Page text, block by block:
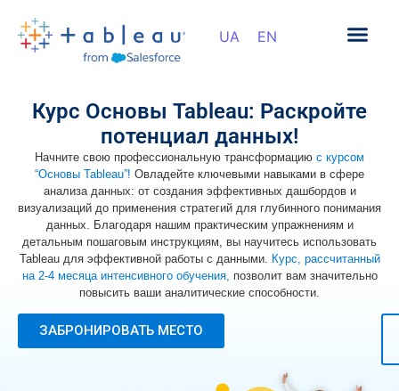
Курс Основы Tableau: Раскройте
потенциал данных!
Начните свою профессиональную трансформацию с курсом
“Основы Tableau”! Овладейте ключевыми навыками в сфере
анализа данных: от создания эффективных дашбордов и
визуализаций до применения стратегий для глубинного понимания
данных. Благодаря нашим практическим упражнениям и
детальным пошаговым инструкциям, вы научитесь использовать
Tableau для эффективной работы с данными. Курс, рассчитанный
на 2-4 месяца интенсивного обучения, позволит вам значительно
повысить ваши аналитические способности.
ЗАБРОНИРОВАТЬ МЕСТО